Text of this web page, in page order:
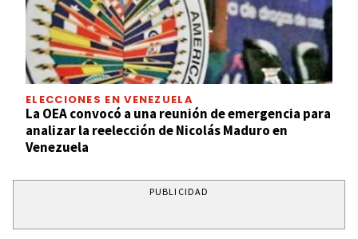
ELECCIONES EN VENEZUELA
La OEA convocó a una reunión de emergencia para
analizar la reelección de Nicolás Maduro en
Venezuela
PUBLICIDAD